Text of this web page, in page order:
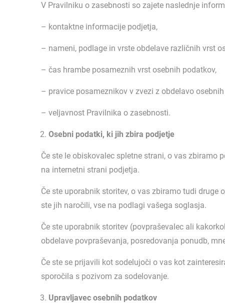
V Pravilniku o zasebnosti so zajete naslednje
– kontaktne informacije podjetja,
– nameni, podlage in vrste obdelave različnih vrst
– čas hrambe posameznih vrst osebnih podatkov,
– pravice posameznikov v zvezi z obdelavo
– veljavnost Pravilnika o zasebnosti.
Osebni podatki, ki jih zbira podjetje
Če ste le obiskovalec spletne strani, o vas zbiramo
na internetni strani podjetja.
Če ste uporabnik storitev, o vas zbiramo tudi
ste jih naročili, vse na podlagi vašega soglasja.
Če ste uporabnik storitev (povpraševalec ali
obdelave povpraševanja, posredovanja ponudb,
Če ste se prijavili kot sodelujoči o vas kot
sporočila s pozivom za sodelovanje.
Upravljavec osebnih podatkov